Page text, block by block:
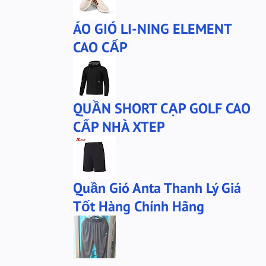
ÁO GIÓ LI-NING ELEMENT
CAO CẤP
QUẦN SHORT CẠP GOLF CAO
CẤP NHÀ XTEP
Quần Gió Anta Thanh Lý Giá
Tốt Hàng Chính Hãng